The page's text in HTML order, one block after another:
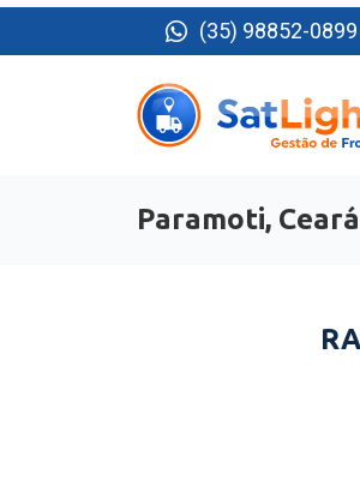
(35) 98852-0899
Paramoti, Ceará